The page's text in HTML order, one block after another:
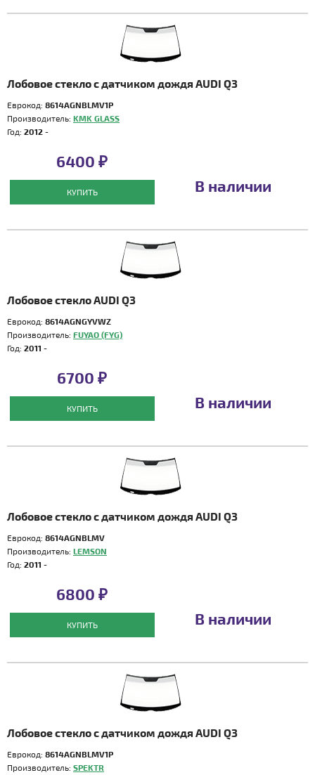
Лобовое стекло с датчиком дождя AUDI Q3
Еврокод: 8614AGNBLMV1P
Производитель: KMK GLASS
Год: 2012 -
6400 ₽
КУПИТЬ В наличии
Лобовое стекло AUDI Q3
Еврокод: 8614AGNGYVWZ
Производитель: FUYAO (FYG)
Год: 2011 -
6700 ₽
КУПИТЬ В наличии
Лобовое стекло с датчиком дождя AUDI Q3
Еврокод: 8614AGNBLMV
Производитель: LEMSON
Год: 2011 -
6800 ₽
КУПИТЬ В наличии
Лобовое стекло с датчиком дождя AUDI Q3
Еврокод: 8614AGNBLMV1P
Производитель: SPEKTR